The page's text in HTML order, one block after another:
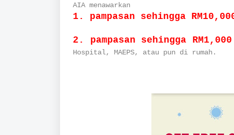
AIA menawarkan
1. pampasan sehingga
2. pampasan sehingga RM1,000
Hospital, MAEPS, atau pun di rumah.